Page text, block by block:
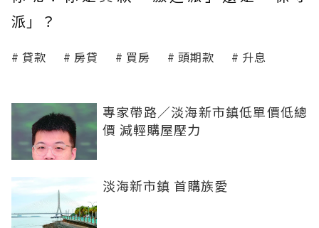
派」？
貸款 房貸 買房 頭期款 升息
專家帶路／淡海新市鎮低單價低總
價 減輕購屋壓力
淡海新市鎮 首購族愛